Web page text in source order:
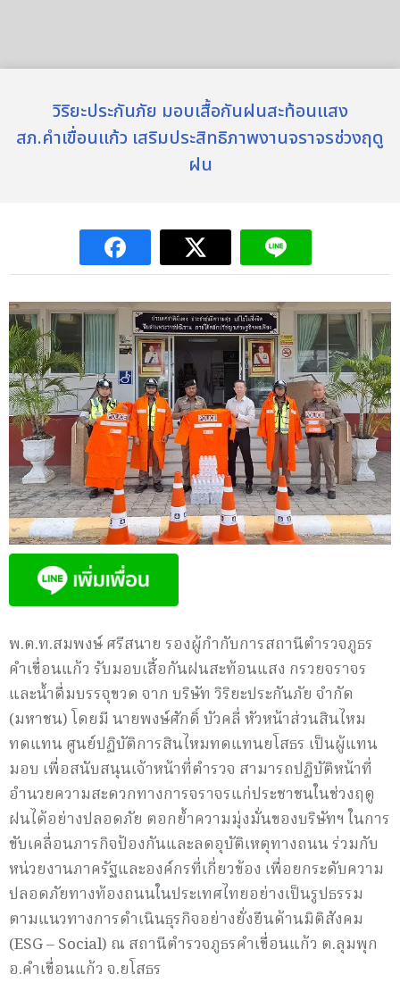
วิริยะประกันภัย มอบเสื้อกันฝนสะท้อนแสง
สภ.คำเขื่อนแก้ว เสริมประสิทธิภาพงานจราจรช่วงฤดู
ฝน
พ.ต.ท.สมพงษ์ ศรีสนาย รองผู้กำกับการสถานีตำรวจภูธร
คำเขื่อนแก้ว รับมอบเสื้อกันฝนสะท้อนแสง กรวยจราจร
และน้ำดื่มบรรจุขวด จาก บริษัท วิริยะประกันภัย จำกัด
(มหาชน) โดยมี นายพงษ์ศักดิ์ บัวคลี่ หัวหน้าส่วนสินไหม
ทดแทน ศูนย์ปฏิบัติการสินไหมทดแทนยโสธร เป็นผู้แทน
มอบ เพื่อสนับสนุนเจ้าหน้าที่ตำรวจ สามารถปฏิบัติหน้าที่
อำนวยความสะดวกทางการจราจรแก่ประชาชนในช่วงฤดู
ฝนได้อย่างปลอดภัย ตอกย้ำความมุ่งมั่นของบริษัทฯ ในการ
ขับเคลื่อนภารกิจป้องกันและลดอุบัติเหตุทางถนน ร่วมกับ
หน่วยงานภาครัฐและองค์กรที่เกี่ยวข้อง เพื่อยกระดับความ
ปลอดภัยทางท้องถนนในประเทศไทยอย่างเป็นรูปธรรม
ตามแนวทางการดำเนินธุรกิจอย่างยั่งยืนด้านมิติสังคม
(ESG – Social) ณ สถานีตำรวจภูธรคำเขื่อนแก้ว ต.ลุมพุก
อ.คำเขื่อนแก้ว จ.ยโสธร